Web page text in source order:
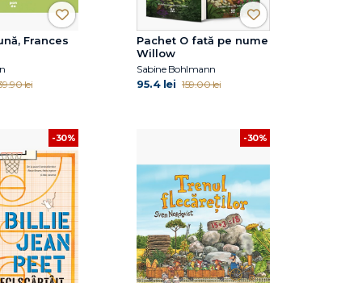
Frances
lei
Pachet O fată pe nume
Willow
Sabine Bohlmann
95.4 lei 159.00 lei
-30% -30%